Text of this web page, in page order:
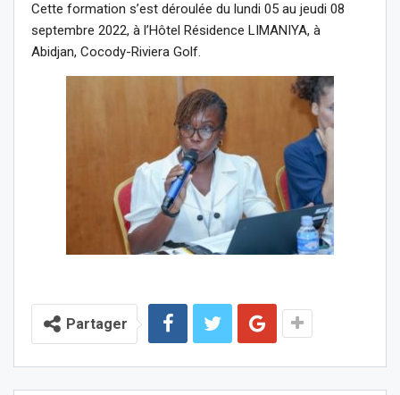
Cette formation s’est déroulée du lundi 05 au jeudi 08
septembre 2022, à l’Hôtel Résidence LIMANIYA, à
Abidjan, Cocody-Riviera Golf.
Partager